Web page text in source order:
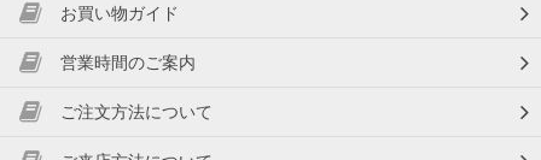
お買い物ガイド
営業時間のご案内
ご注文方法について